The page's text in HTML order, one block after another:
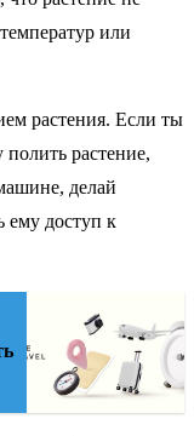
или
растения. Если ты
растение,
делай
ему доступ к